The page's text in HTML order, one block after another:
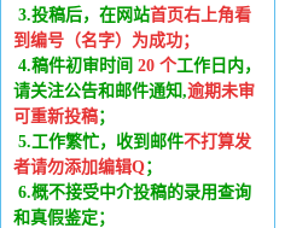
3.投稿后，在网站首页右上角看
到编号（名字）为成功；
4.稿件初审时间 20 个工作日内 ，
请关注公告和邮件通知,逾期未审
可重新投稿；
5.工作繁忙，收到邮件不打算发
者请勿添加编辑Q；
6.概不接受中介投稿的录用查询
和真假鉴定；